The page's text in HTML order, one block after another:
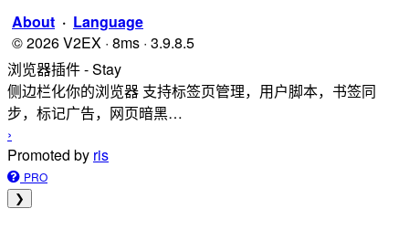
About · Language
© 2026 V2EX · 8ms · 3.9.8.5
浏览器插件 - Stay
侧边栏化你的浏览器 支持标签页管理，用户脚本，书签同
步，标记广告，网页暗黑…
›
Promoted by ris
PRO
❯